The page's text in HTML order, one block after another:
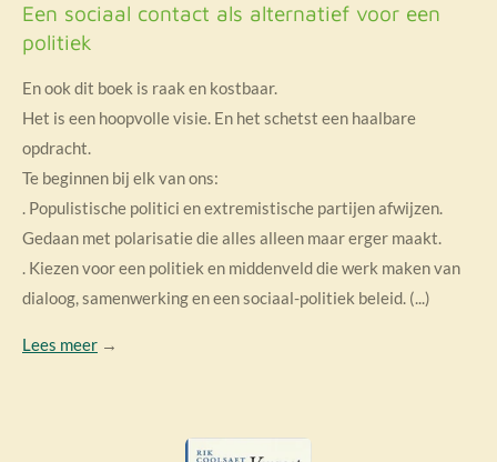
Een sociaal contact als alternatief voor een
politiek
En ook dit boek is raak en kostbaar.
Het is een hoopvolle visie. En het schetst een haalbare
opdracht.
Te beginnen bij elk van ons:
. Populistische politici en extremistische partijen afwijzen.
Gedaan met polarisatie die alles alleen maar erger maakt.
. Kiezen voor een politiek en middenveld die werk maken van
dialoog, samenwerking en een sociaal-politiek beleid. (...)
Lees meer →